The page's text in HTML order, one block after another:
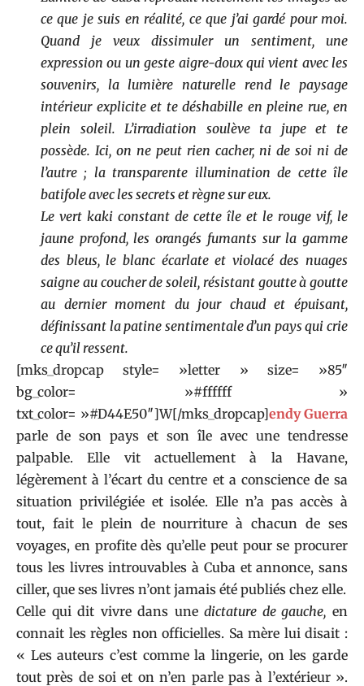
ce que je suis en réalité, ce que j’ai gardé pour moi.
Quand je veux dissimuler un sentiment, une
expression ou un geste aigre-doux qui vient avec les
souvenirs, la lumière naturelle rend le paysage
intérieur explicite et te déshabille en pleine rue, en
plein soleil. L’irradiation soulève ta jupe et te
possède. Ici, on ne peut rien cacher, ni de soi ni de
l’autre ; la transparente illumination de cette île
batifole avec les secrets et règne sur eux.
Le vert kaki constant de cette île et le rouge vif, le
jaune profond, les orangés fumants sur la gamme
des bleus, le blanc écarlate et violacé des nuages
saigne au coucher de soleil, résistant goutte à goutte
au dernier moment du jour chaud et épuisant,
définissant la patine sentimentale d’un pays qui crie
ce qu’il ressent.
[mks_dropcap style= »letter » size= »85″
bg_color= »#ffffff »
txt_color= »#D44E50″]W[/mks_dropcap]endy Guerra
parle de son pays et son île avec une tendresse
palpable. Elle vit actuellement à la Havane,
légèrement à l’écart du centre et a conscience de sa
situation privilégiée et isolée. Elle n’a pas accès à
tout, fait le plein de nourriture à chacun de ses
voyages, en profite dès qu’elle peut pour se procurer
tous les livres introuvables à Cuba et annonce, sans
ciller, que ses livres n’ont jamais été publiés chez elle.
Celle qui dit vivre dans unedictature de gauche, en
connait les règles non officielles. Sa mère lui disait :
« Les auteurs c’est comme la lingerie, on les garde
tout près de soi et on n’en parle pas à l’extérieur ».